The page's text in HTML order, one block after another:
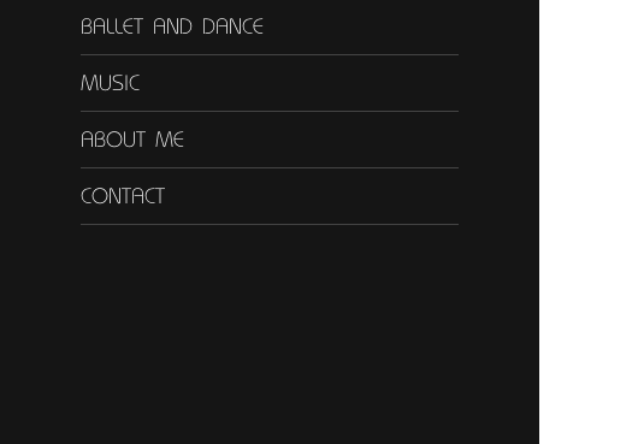
BALLET AND DANCE
MUSIC
ABOUT ME
CONTACT